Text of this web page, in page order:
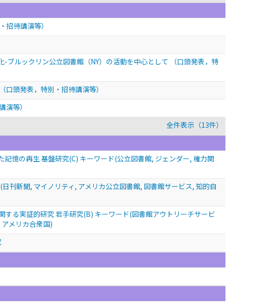
招待講演等）
ブルックリン公立図書館（NY）の活動を中心として
（口頭発表，特
（口頭発表，特別・招待講演等）
演等）
全件表示（13件）
憶の再生 基盤研究(C) キーワード(公立図書館, ジェンダー, 権力関
刊新聞, マイノリティ, アメリカ公立図書館, 図書館サービス, 知的自
る実証的研究 若手研究(B) キーワード(図書館アウトリーチサービ
メリカ合衆国)